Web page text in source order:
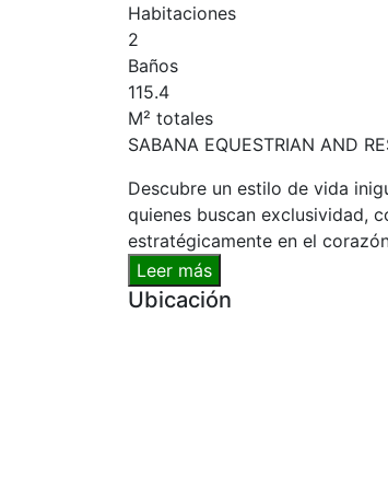
Habitaciones
2
Baños
115.4
M² totales
SABANA EQUESTRIAN AND
Descubre un estilo de vida
quienes buscan exclusividad,
estratégicamente en el
Leer más
Ubicación